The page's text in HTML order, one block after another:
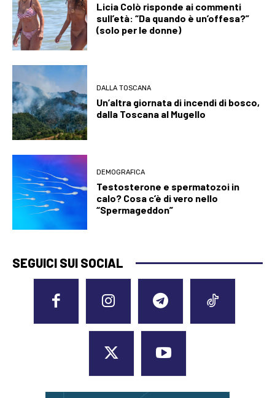
Licia Colò risponde ai commenti
sull’età: “Da quando è un’offesa?”
(solo per le donne)
DALLA TOSCANA
Un’altra giornata di incendi di bosco,
dalla Toscana al Mugello
DEMOGRAFICA
Testosterone e spermatozoi in
calo? Cosa c’è di vero nello
“Spermageddon”
SEGUICI SUI SOCIAL